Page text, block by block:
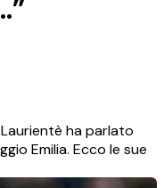
ha parlato
Emilia. Ecco le sue